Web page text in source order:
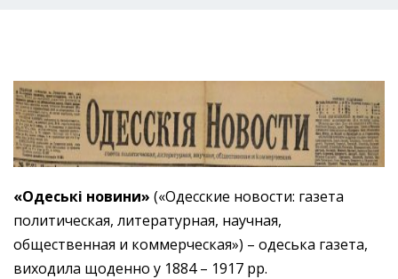
«Одеські новини» («Одесские новости: газета
политическая, литературная, научная,
общественная и коммерческая») – одеська газета,
виходила щоденно у 1884 – 1917 рр.